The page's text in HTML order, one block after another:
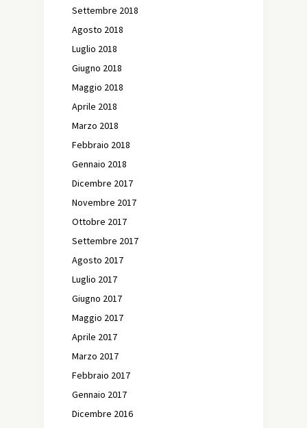
Settembre 2018
Agosto 2018
Luglio 2018
Giugno 2018
Maggio 2018
Aprile 2018
Marzo 2018
Febbraio 2018
Gennaio 2018
Dicembre 2017
Novembre 2017
Ottobre 2017
Settembre 2017
Agosto 2017
Luglio 2017
Giugno 2017
Maggio 2017
Aprile 2017
Marzo 2017
Febbraio 2017
Gennaio 2017
Dicembre 2016